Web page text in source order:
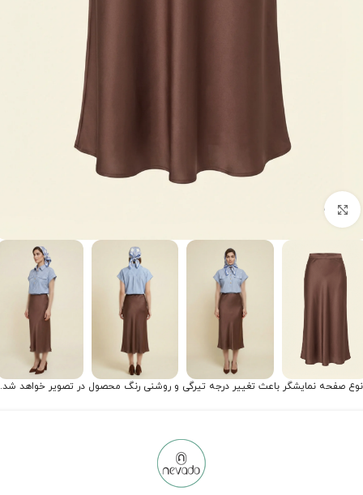
برای بزرگنمایی کلیک کنید
نوع صفحه نمایشگر باعث تغییر درجه تیرگی و روشنی رنگ محصول در تصویر خواهد شد.